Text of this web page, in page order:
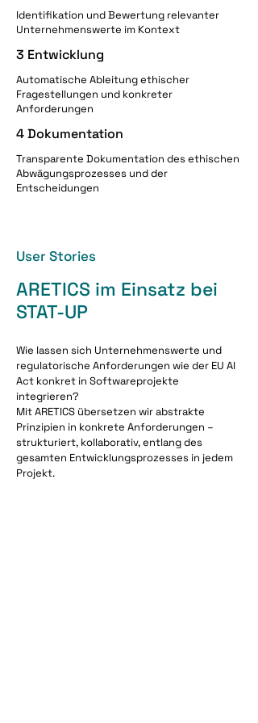
Identifikation und Bewertung relevanter
Unternehmenswerte im Kontext
3 Entwicklung
Automatische Ableitung ethischer
Fragestellungen und konkreter
Anforderungen
4 Dokumentation
Transparente Dokumentation des ethischen
Abwägungsprozesses und der
Entscheidungen
User Stories
ARETICS im Einsatz bei
STAT-UP
Wie lassen sich Unternehmenswerte und
regulatorische Anforderungen wie der EU AI
Act konkret in Softwareprojekte
integrieren?
Mit ARETICS übersetzen wir abstrakte
Prinzipien in konkrete Anforderungen –
strukturiert, kollaborativ, entlang des
gesamten Entwicklungsprozesses in jedem
Projekt.